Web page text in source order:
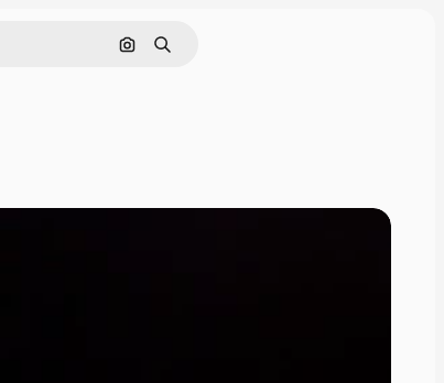
Pesquisar por imagem
Buscar